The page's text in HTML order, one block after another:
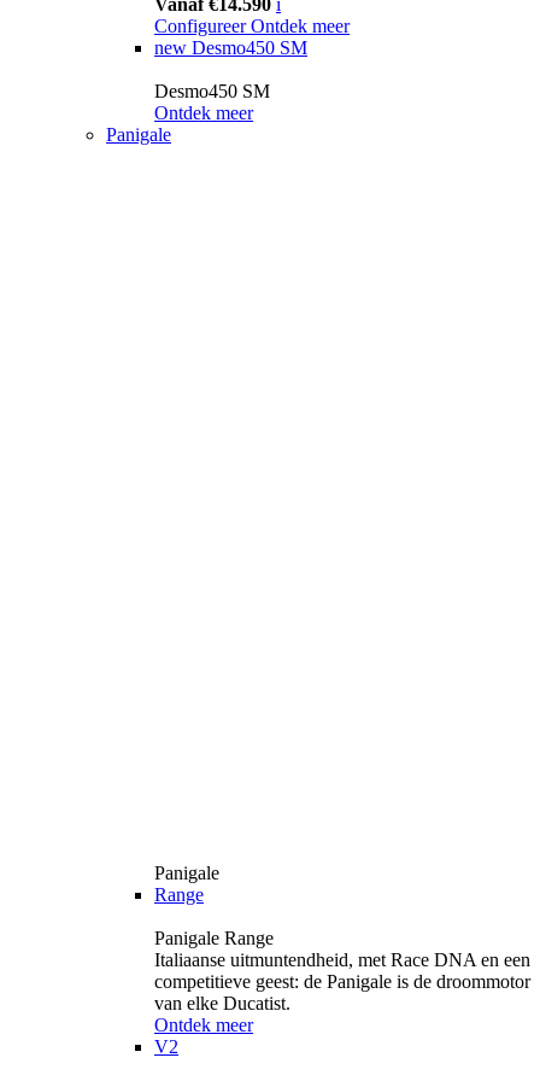
Configureer Ontdek meer
new Desmo450 SM
Desmo450 SM
Ontdek meer
Panigale
Panigale
Range
Panigale Range
Italiaanse uitmuntendheid, met Race DNA en een
competitieve geest: de Panigale is de droommotor
van elke Ducatist.
Ontdek meer
V2